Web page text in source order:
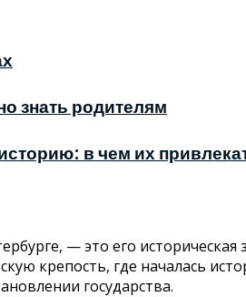
знать родителям
в чем их
— это его
крепость, где началась
государства.